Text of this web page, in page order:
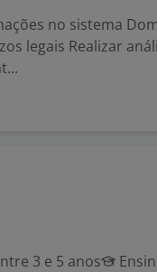
no sistema
legais Realizar
3 e 5 anos